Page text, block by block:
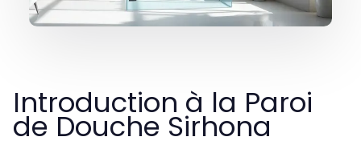
Introduction à la Paroi
de Douche Sirhona